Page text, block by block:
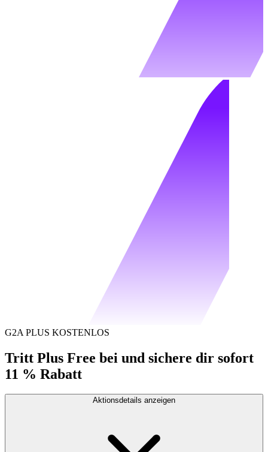
G2A PLUS KOSTENLOS
Tritt Plus Free bei und sichere dir sofort
11 % Rabatt
Aktionsdetails anzeigen